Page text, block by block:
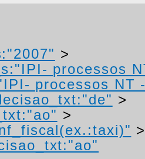
>
processos
processos NT -
>
>
>